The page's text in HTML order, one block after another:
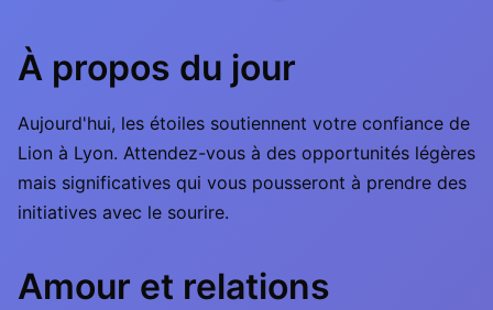
À propos du jour
Aujourd'hui, les étoiles soutiennent votre confiance de
Lion à Lyon. Attendez-vous à des opportunités légères
mais significatives qui vous pousseront à prendre des
initiatives avec le sourire.
Amour et relations